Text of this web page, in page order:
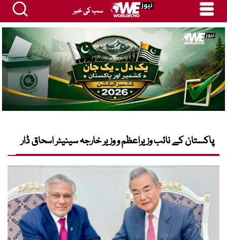
سب کی خبر
پاکستان کے نائب وزیراعظم و وزیر خارجہ سینیٹر اسحاق ڈار